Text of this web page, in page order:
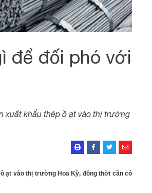
để đối phó với
xuất khẩu thép ồ ạt vào thị trường
ạt vào thị trường Hoa Kỳ, đồng thời cần có